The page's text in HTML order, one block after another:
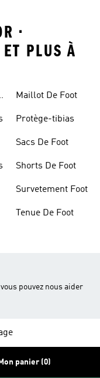
•
PLUS À
Maillot De Foot
Protège-tibias
Sacs De Foot
Shorts De Foot
Survetement Foot
Tenue De Foot
pouvez nous aider
Mon panier (0)